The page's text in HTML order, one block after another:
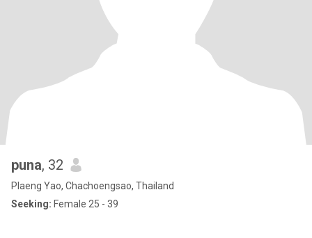
puna, 32
Plaeng Yao, Chachoengsao, Thailand
Seeking: Female 25 - 39